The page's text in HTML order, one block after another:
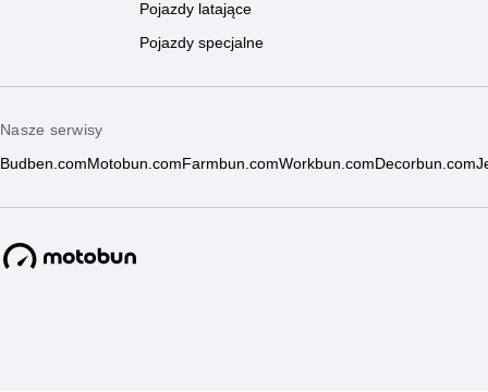
Pojazdy latające
Pojazdy specjalne
Nasze serwisy
Budben.com Motobun.com Farmbun.comWorkbun.com Decorbun.com